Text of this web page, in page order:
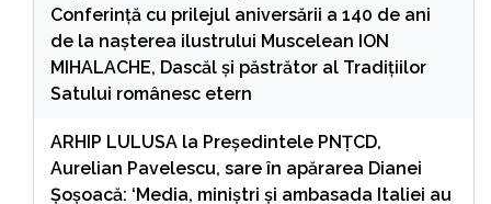
Conferință cu prilejul aniversării a 140 de ani
de la nașterea ilustrului Muscelean ION
MIHALACHE, Dascăl și păstrător al Tradițiilor
Satului românesc etern
ARHIP LULUSA la Președintele PNȚCD,
Aurelian Pavelescu, sare în apărarea Dianei
Șoșoacă: ‘Media, miniștri și ambasada Italiei au